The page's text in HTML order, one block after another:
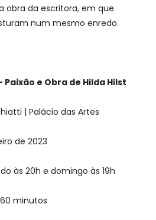
obra da escritora, em que
num mesmo enredo.
Paixão e Obra de Hilda Hilst
| Palácio das Artes
de 2023
às 20h e domingo às 19h
60 minutos